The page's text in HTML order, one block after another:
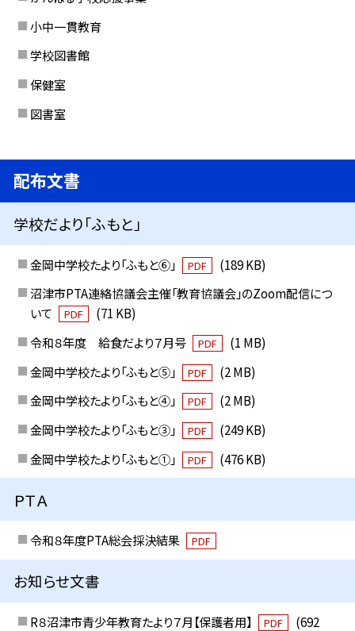
小中一貫教育
学校図書館
保健室
図書室
配布文書
学校だより「ふもと」
金岡中学校たより「ふもと⑥」 PDF
(189 KB)
沼津市PTA連絡協議会主催「教育協議会」のZoom配信につ
いて
PDF
(71 KB)
令和８年度 給食だより７月号
PDF
(1 MB)
金岡中学校たより「ふもと⑤」
PDF
(2 MB)
金岡中学校たより「ふもと④」
PDF
(2 MB)
金岡中学校たより「ふもと③」
PDF
(249 KB)
金岡中学校たより「ふもと①」
PDF (476 KB)
ＰＴＡ
令和８年度PTA総会採決結果 PDF
お知らせ文書
R８沼津市青少年教育たより７月【保護者用】 PDF
(692